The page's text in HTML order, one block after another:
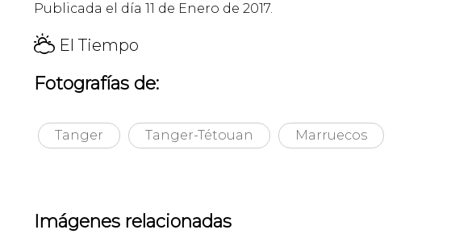
Publicada el día 11 de Enero de 2017.
H El Tiempo
Fotografías de:
Tanger Tanger-Tétouan Marruecos
Imágenes relacionadas